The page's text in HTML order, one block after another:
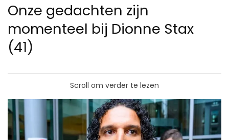
Onze gedachten zijn
momenteel bij Dionne Stax
(41)
Scroll om verder te lezen